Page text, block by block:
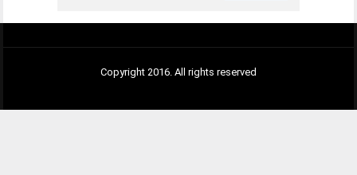
Copyright 2016. All rights reserved